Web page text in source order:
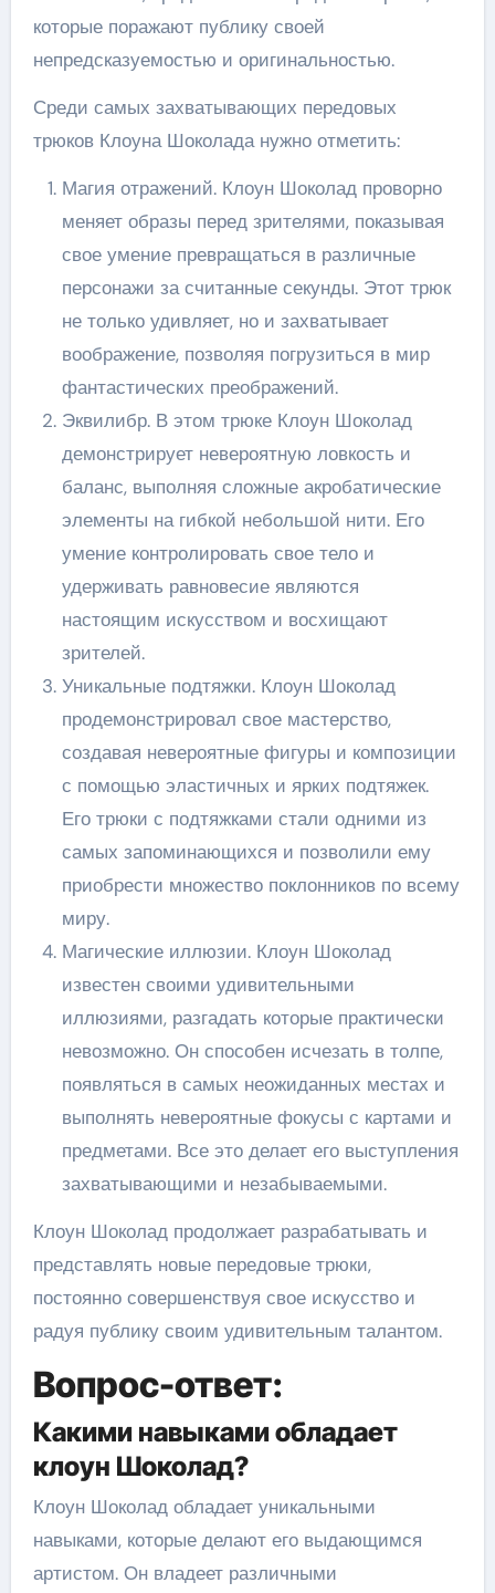
которые поражают публику своей
непредсказуемостью и оригинальностью.
Среди самых захватывающих передовых
трюков Клоуна Шоколада нужно отметить:
Магия отражений. Клоун Шоколад проворно
меняет образы перед зрителями, показывая
свое умение превращаться в различные
персонажи за считанные секунды. Этот трюк
не только удивляет, но и захватывает
воображение, позволяя погрузиться в мир
фантастических преображений.
Эквилибр. В этом трюке Клоун Шоколад
демонстрирует невероятную ловкость и
баланс, выполняя сложные акробатические
элементы на гибкой небольшой нити. Его
умение контролировать свое тело и
удерживать равновесие являются
настоящим искусством и восхищают
зрителей.
Уникальные подтяжки. Клоун Шоколад
продемонстрировал свое мастерство,
создавая невероятные фигуры и композиции
с помощью эластичных и ярких подтяжек.
Его трюки с подтяжками стали одними из
самых запоминающихся и позволили ему
приобрести множество поклонников по всему
миру.
Магические иллюзии. Клоун Шоколад
известен своими удивительными
иллюзиями, разгадать которые практически
невозможно. Он способен исчезать в толпе,
появляться в самых неожиданных местах и
выполнять невероятные фокусы с картами и
предметами. Все это делает его выступления
захватывающими и незабываемыми.
Клоун Шоколад продолжает разрабатывать и
представлять новые передовые трюки,
постоянно совершенствуя свое искусство и
радуя публику своим удивительным талантом.
Вопрос-ответ:
Какими навыками обладает
клоун Шоколад?
Клоун Шоколад обладает уникальными
навыками, которые делают его выдающимся
артистом. Он владеет различными